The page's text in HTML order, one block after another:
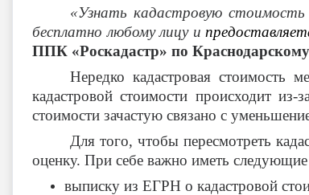
«Узнать кадастровую
бесплатно любому лицу и
ППК «Роскадастр» по
Нередко кадастровая стоимость
кадастровой стоимости происходит
стоимости зачастую связано с
Для того, чтобы пересмотреть
оценку. При себе важно иметь
выписку из ЕГРН о кадастровой